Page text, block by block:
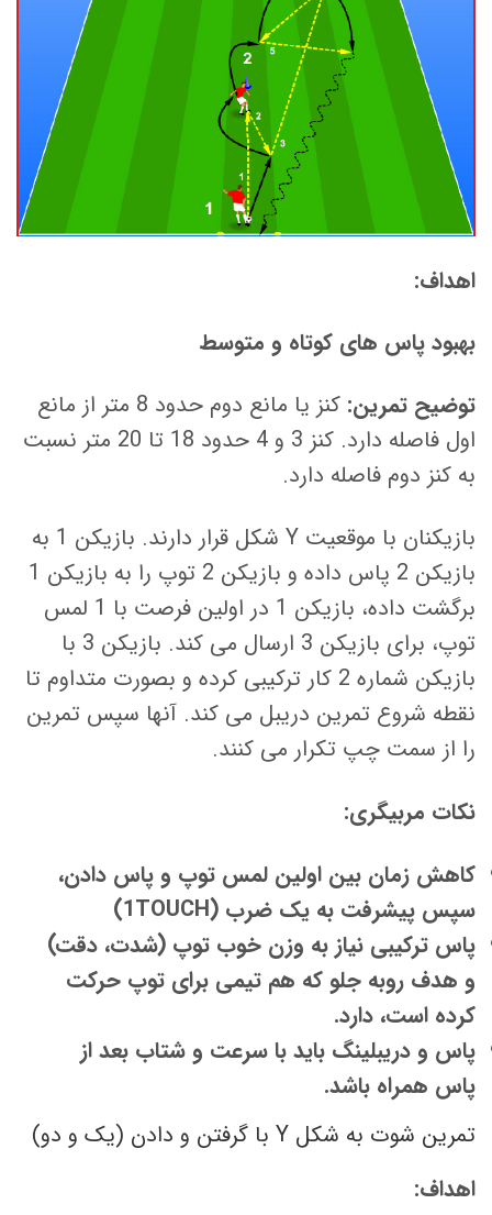
اهداف:
بهبود پاس های کوتاه و متوسط
توضیح تمرین:
کنز یا مانع دوم حدود 8 متر از مانع
اول فاصله دارد. کنز 3 و 4 حدود 18 تا 20 متر نسبت
به کنز دوم فاصله دارد.
بازیکنان با موقعیت Y شکل قرار دارند. بازیکن 1 به
بازیکن 2 پاس داده و بازیکن 2 توپ را به بازیکن 1
برگشت داده، بازیکن 1 در اولین فرصت با 1 لمس
توپ، برای بازیکن 3 ارسال می کند. بازیکن 3 با
بازیکن شماره 2 کار ترکیبی کرده و بصورت متداوم تا
نقطه شروع تمرین دریبل می کند. آنها سپس تمرین
را از سمت چپ تکرار می کنند.
نکات مربیگری:
کاهش زمان بین اولین لمس توپ و پاس دادن،
سپس پیشرفت به یک ضرب (1TOUCH)
پاس ترکیبی نیاز به وزن خوب توپ (شدت، دقت)
و هدف روبه جلو که هم تیمی برای توپ حرکت
کرده است، دارد.
پاس و دریبلینگ باید با سرعت و شتاب بعد از
پاس همراه باشد.
تمرین شوت به شکل Y با گرفتن و دادن (یک و دو)
اهداف: